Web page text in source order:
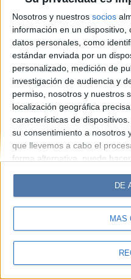
Nosotros y nuestros socios
información en un
datos personales, como
estándar enviada por un
personalizado, medición de
investigación de audiencia y
permiso, nosotros y nuestros
localización geográfica
características de
su consentimiento a nosotros
que llevemos a cabo el
forma alternativa, puede
cambiar sus preferencias
Tenga en cuenta que algún
personales puede no
tiene el derecho de rechazar
sus preferencias o retirar su
MÁS
DE
Hombre
Look
Luz Mía
© Perfil.com 2006-2019 -
Registro de